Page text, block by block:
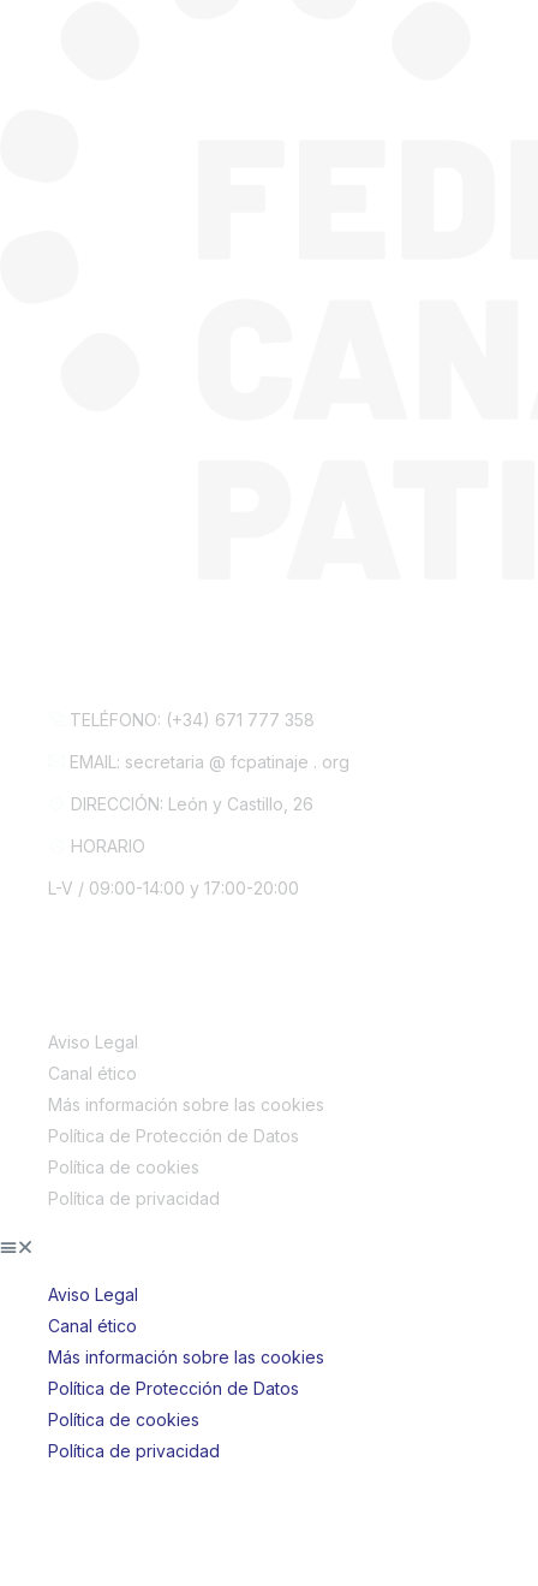
TELÉFONO: (+34) 671 777 358
EMAIL: secretaria @ fcpatinaje . org
DIRECCIÓN: León y Castillo, 26
HORARIO
L-V / 09:00-14:00 y 17:00-20:00
Aviso Legal
Canal ético
Más información sobre las cookies
Política de Protección de Datos
Política de cookies
Política de privacidad
Aviso Legal
Canal ético
Más información sobre las cookies
Política de Protección de Datos
Política de cookies
Política de privacidad